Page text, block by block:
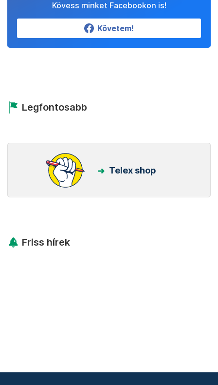
Kövess minket Facebookon is!
Követem!
Legfontosabb
Telex shop
Friss hírek